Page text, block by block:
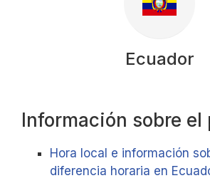
Ecuador
Información sobre el
Hora local e información
diferencia horaria en